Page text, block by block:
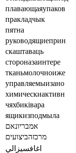
плавающаяупаков
пракладчык
пятна
руководящиеприн
скаштаваць
стороназаинтере
тканьмолочноиже
управляемыизано
химическиактивн
чяхбиківара
ящикизподмыла
אמבריונאם
מרכזהביצועים
اغافسيزالي